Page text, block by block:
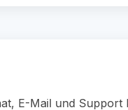
E-Mail und Support